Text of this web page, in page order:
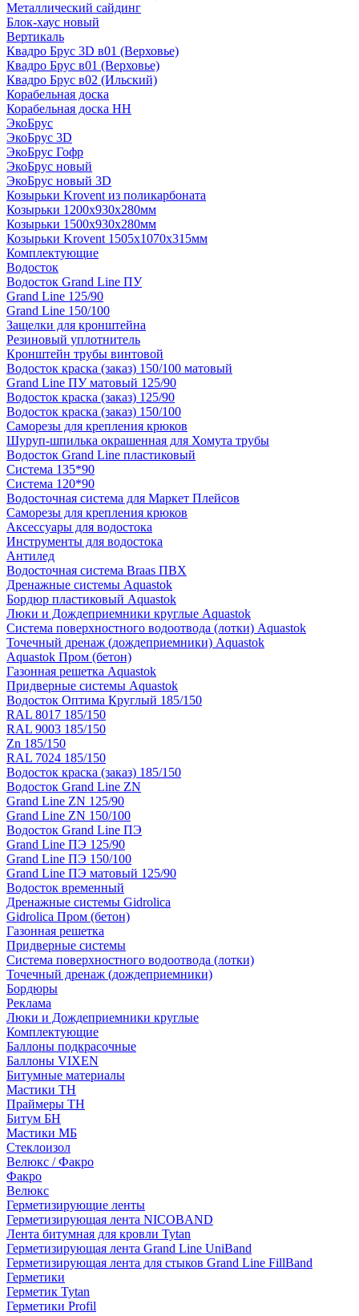
Металлический сайдинг
Блок-хаус новый
Вертикаль
Квадро Брус 3D в01 (Верховье)
Квадро Брус в01 (Верховье)
Квадро Брус в02 (Ильский)
Корабельная доска
Корабельная доска НН
ЭкоБрус
ЭкоБрус 3D
ЭкоБрус Гофр
ЭкоБрус новый
ЭкоБрус новый 3D
Козырьки Krovent из поликарбоната
Козырьки 1200х930х280мм
Козырьки 1500х930х280мм
Козырьки Krovent 1505х1070х315мм
Комплектующие
Водосток
Водосток Grand Line ПУ
Grand Line 125/90
Grand Line 150/100
Защелки для кронштейна
Резиновый уплотнитель
Кронштейн трубы винтовой
Водосток краска (заказ) 150/100 матовый
Grand Line ПУ матовый 125/90
Водосток краска (заказ) 125/90
Водосток краска (заказ) 150/100
Саморезы для крепления крюков
Шуруп-шпилька окрашенная для Хомута трубы
Водосток Grand Line пластиковый
Система 135*90
Система 120*90
Водосточная система для Маркет Плейсов
Саморезы для крепления крюков
Аксессуары для водостока
Инструменты для водостока
Антилед
Водосточная система Braas ПВХ
Дренажные системы Aquastok
Бордюр пластиковый Aquastok
Люки и Дождеприемники круглые Aquastok
Система поверхностного водоотвода (лотки) Aquastok
Точечный дренаж (дождеприемники) Aquastok
Aquastok Пром (бетон)
Газонная решетка Aquastok
Придверные системы Aquastok
Водосток Оптима Круглый 185/150
RAL 8017 185/150
RAL 9003 185/150
Zn 185/150
RAL 7024 185/150
Водосток краска (заказ) 185/150
Водосток Grand Line ZN
Grand Line ZN 125/90
Grand Line ZN 150/100
Водосток Grand Line ПЭ
Grand Line ПЭ 125/90
Grand Line ПЭ 150/100
Grand Line ПЭ матовый 125/90
Водосток временный
Дренажные системы Gidrolica
Gidrolica Пром (бетон)
Газонная решетка
Придверные системы
Система поверхностного водоотвода (лотки)
Точечный дренаж (дождеприемники)
Бордюры
Рекламa
Люки и Дождеприемники круглые
Комплектующие
Баллоны подкрасочные
Баллоны VIXEN
Битумные материалы
Мастики ТН
Праймеры ТН
Битум БН
Мастики МБ
Стеклоизол
Велюкс / Факро
Факро
Велюкс
Герметизирующие ленты
Герметизирующая лента NICOBAND
Лента битумная для кровли Tytan
Герметизирующая лента Grand Line UniBand
Герметизирующая лента для стыков Grand Line FillBand
Герметики
Герметик Tytan
Герметики Profil